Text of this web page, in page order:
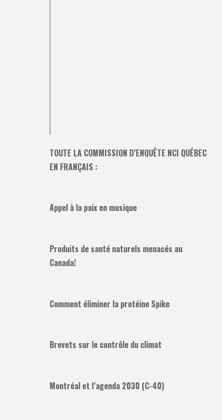
TOUTE LA COMMISSION D’ENQUÊTE NCI QUÉBEC
EN FRANÇAIS :
Appel à la paix en musique
Produits de santé naturels menacés au
Canada!
Comment éliminer la protéine Spike
Brevets sur le contrôle du climat
Montréal et l’agenda 2030 (C-40)